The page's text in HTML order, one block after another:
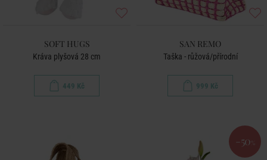
SOFT HUGS
Kráva plyšová 28 cm
449 Kč
SAN REMO
Taška - růžová/přírodní
999 Kč
-50 %